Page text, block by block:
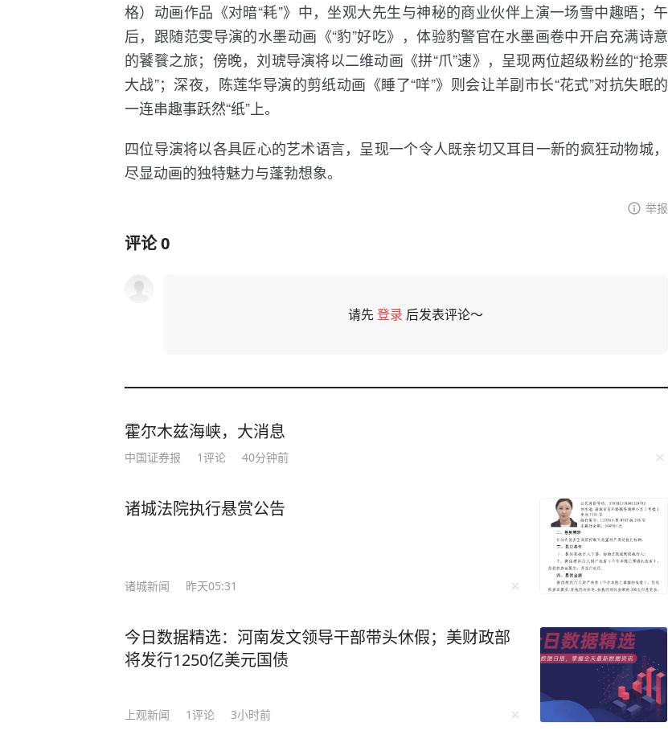
格）动画作品《对暗“耗”》中，坐观大先生与神秘的商业伙伴上演一场雪中趣晤；午
后，跟随范雯导演的水墨动画《“豹”好吃》，体验豹警官在水墨画卷中开启充满诗意
的饕餮之旅；傍晚，刘琥导演将以二维动画《拼“爪”速》，呈现两位超级粉丝的“抢票
大战”；深夜，陈莲华导演的剪纸动画《睡了“咩”》则会让羊副市长“花式”对抗失眠的
一连串趣事跃然“纸”上。
四位导演将以各具匠心的艺术语言，呈现一个令人既亲切又耳目一新的疯狂动物城，
尽显动画的独特魅力与蓬勃想象。
举报
评论0
请先登录 后发表评论～
霍尔木兹海峡，大消息
中国证券报 1评论 40分钟前
诸城法院执行悬赏公告
诸城新闻 昨天05:31
今日数据精选：河南发文领导干部带头休假；美财政部
将发行1250亿美元国债
上观新闻 1评论 3小时前